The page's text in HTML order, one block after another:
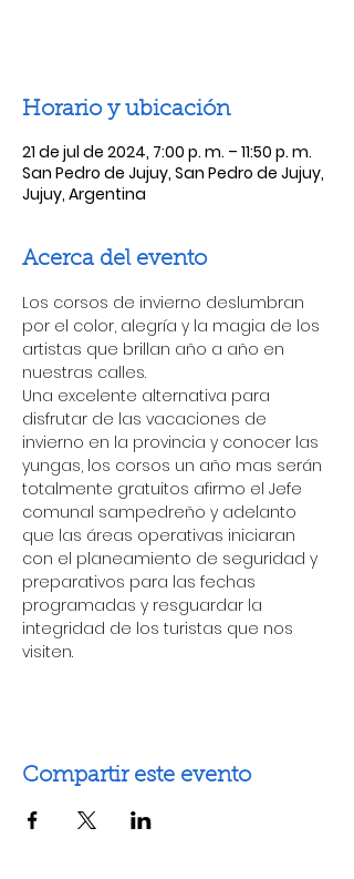
Horario y ubicación
21 de jul de 2024, 7:00 p. m. – 11:50 p. m.
San Pedro de Jujuy, San Pedro de Jujuy,
Jujuy, Argentina
Acerca del evento
Los corsos de invierno deslumbran
por el color, alegría y la magia de los
artistas que brillan año a año en
nuestras calles.
Una excelente alternativa para
disfrutar de las vacaciones de
invierno en la provincia y conocer las
yungas, los corsos un año mas serán
totalmente gratuitos afirmo el Jefe
comunal sampedreño y adelanto
que las áreas operativas iniciaran
con el planeamiento de seguridad y
preparativos para las fechas
programadas y resguardar la
integridad de los turistas que nos
visiten.
Compartir este evento